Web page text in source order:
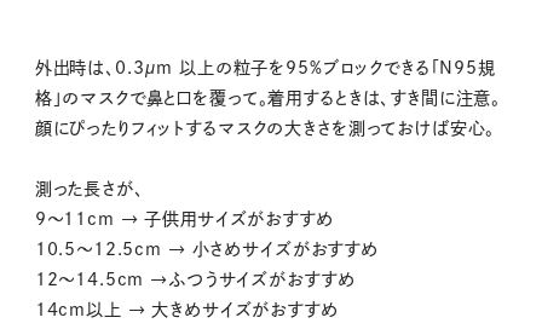
外出時は、0.3μm 以上の粒子を95%ブロックできる「N95規
格」のマスクで鼻と口を覆って。着用するときは、すき間に注意。
顔にぴったりフィットするマスクの大きさを測っておけば安心。
測った長さが、
9〜11cm → 子供用サイズがおすすめ
10.5〜12.5cm → 小さめサイズがおすすめ
12〜14.5cm →ふつうサイズがおすすめ
14cm以上 → 大きめサイズがおすすめ